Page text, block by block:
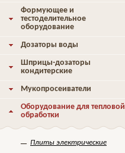
Формующее и
тестоделительное
оборудование
Дозаторы воды
Шприцы-дозаторы
кондитерские
Мукопросеиватели
Оборудование для тепловой
обработки
Плиты электрические